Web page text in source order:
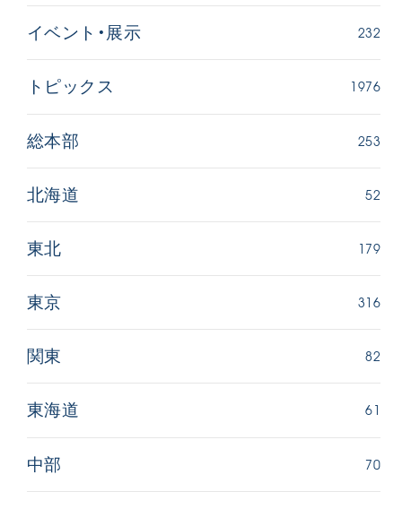
イベント・展示 232
トピックス 1976
総本部 253
北海道 52
東北 179
東京 316
関東 82
東海道 61
中部 70